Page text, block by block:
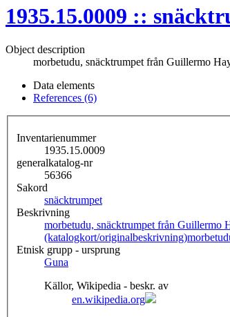
1935.15.0009 ::
Object description
morbetudu, snäcktrumpet från Guillermo
Data elements
References (6)
Inventarienummer
1935.15.0009
generalkatalog-nr
56366
Sakord
snäcktrumpet
Beskrivning
morbetudu, snäcktrumpet från Guillermo
(katalogkort/originalbeskrivning)
Etnisk grupp - ursprung
Guna
Källor, Wikipedia - beskr. av
en.wikipedia.org